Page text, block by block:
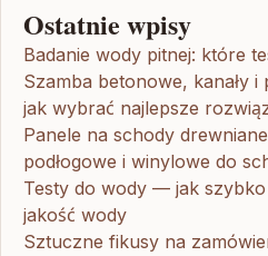
Ostatnie wpisy
Badanie wody pitnej: które
Szamba betonowe, kanały
jak wybrać najlepsze
Panele na schody
podłogowe i winylowe do
Testy do wody — jak
jakość wody
Sztuczne fikusy na